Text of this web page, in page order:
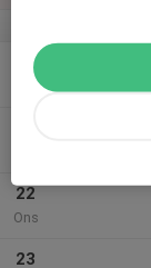
20
Mån
22
Ons
23